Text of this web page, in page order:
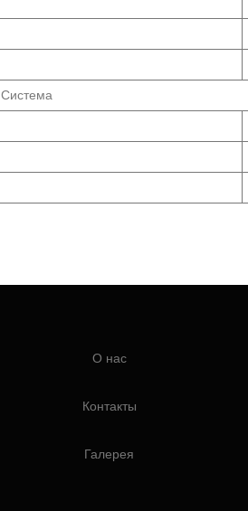
Система
О нас
Контакты
Галерея